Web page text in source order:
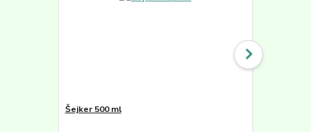
Šejker 500 ml